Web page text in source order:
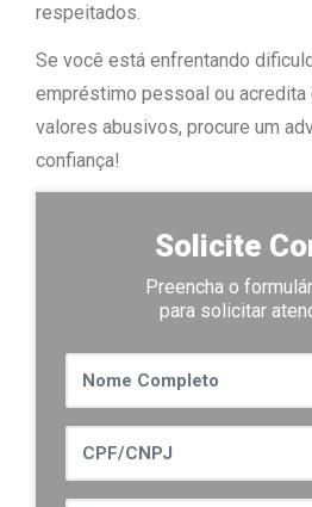
respeitados.
Se você está enfrentando
empréstimo pessoal ou acredita
valores abusivos, procure um
confiança!
Solicite
Preencha o
para solicitar